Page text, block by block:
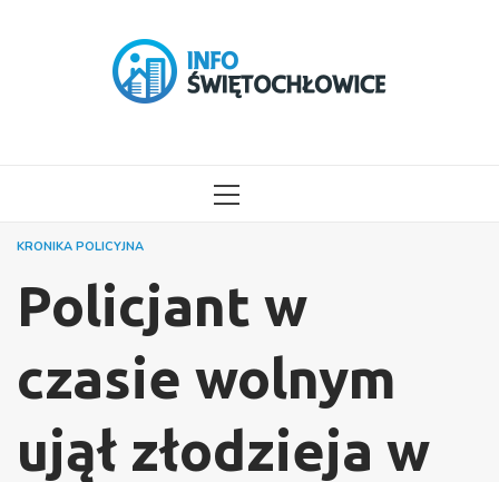
MENU
KRONIKA POLICYJNA
Policjant w
czasie wolnym
ujął złodzieja w